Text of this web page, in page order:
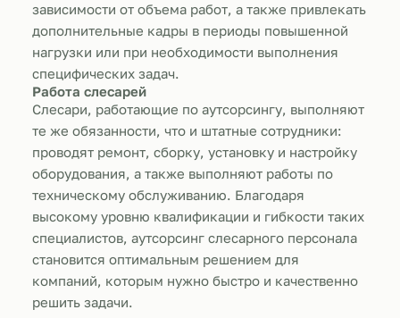
зависимости от объема работ, а также привлекать
дополнительные кадры в периоды повышенной
нагрузки или при необходимости выполнения
специфических задач.
Работа слесарей
Слесари, работающие по аутсорсингу, выполняют
те же обязанности, что и штатные сотрудники:
проводят ремонт, сборку, установку и настройку
оборудования, а также выполняют работы по
техническому обслуживанию. Благодаря
высокому уровню квалификации и гибкости таких
специалистов, аутсорсинг слесарного персонала
становится оптимальным решением для
компаний, которым нужно быстро и качественно
решить задачи.